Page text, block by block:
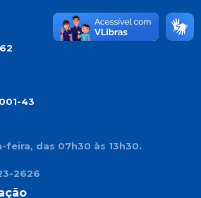
43
feira, das 07h30 às 13h30.
2626